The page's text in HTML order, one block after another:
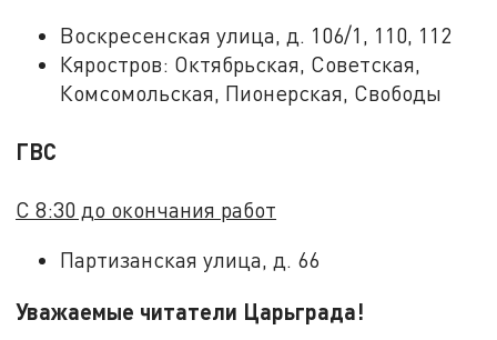
Воскресенская улица, д. 106/1, 110, 112
Кяростров: Октябрьская, Советская,
Комсомольская, Пионерская, Свободы
ГВС
С 8:30 до окончания работ
Партизанская улица, д. 66
Уважаемые читатели Царьграда!